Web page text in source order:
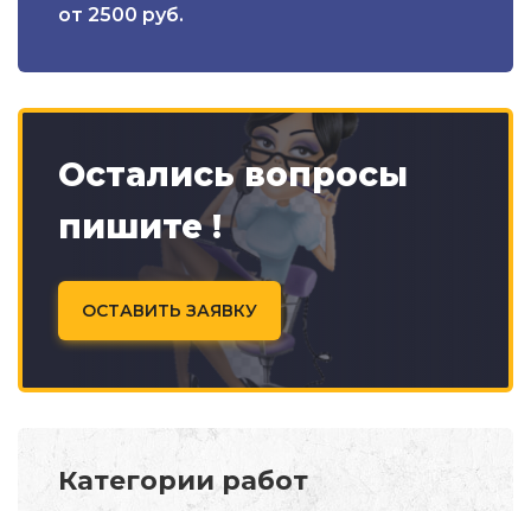
от 2500 руб.
Остались вопросы
пишите !
ОСТАВИТЬ ЗАЯВКУ
Категории работ